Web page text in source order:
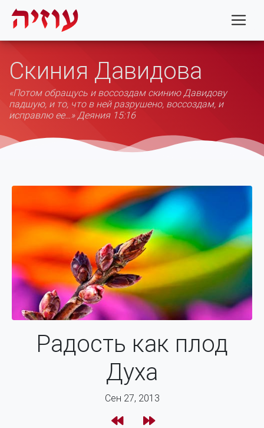
Скиния Давидова
«Потом обращусь и воссоздам скинию Давидову
падшую, и то, что в ней разрушено, воссоздам, и
исправлю ее…» Деяния 15:16
Радость как плод
Духа
Сен 27, 2013